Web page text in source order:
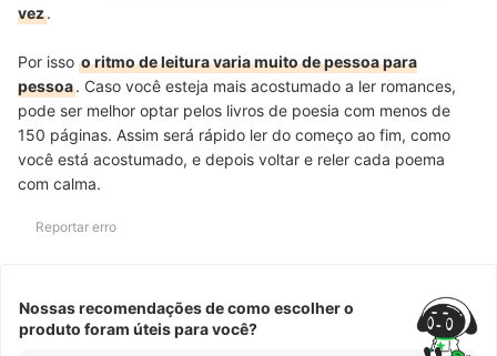
vez.
Por isso o ritmo de leitura varia muito de pessoa para
pessoa. Caso você esteja mais acostumado a ler romances,
pode ser melhor optar pelos livros de poesia com menos de
150 páginas. Assim será rápido ler do começo ao fim, como
você está acostumado, e depois voltar e reler cada poema
com calma.
Reportar erro
Nossas recomendações de como escolher o
produto foram úteis para você?